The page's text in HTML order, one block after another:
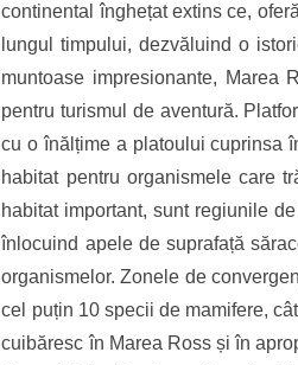
continental înghețat extins ce,
lungul timpului, dezvăluind o
muntoase impresionante, Marea
pentru turismul de aventură.
cu o înălțime a platoului cuprinsa
habitat pentru organismele care
habitat important, sunt regiunile
înlocuind apele de suprafață
organismelor. Zonele de
cel puțin 10 specii de mamifere,
cuibăresc în Marea Ross și în